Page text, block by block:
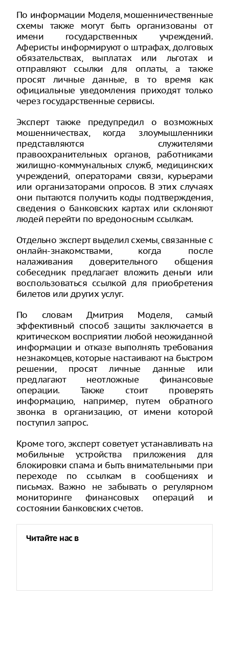
По информации Моделя, мошенничественные
схемы также могут быть организованы от
имени государственных учреждений.
Аферисты информируют о штрафах, долговых
обязательствах, выплатах или льготах и
отправляют ссылки для оплаты, а также
просят личные данные, в то время как
официальные уведомления приходят только
через государственные сервисы.
Эксперт также предупредил о возможных
мошенничествах, когда злоумышленники
представляются служителями
правоохранительных органов, работниками
жилищно-коммунальных служб, медицинских
учреждений, операторами связи, курьерами
или организаторами опросов. В этих случаях
они пытаются получить коды подтверждения,
сведения о банковских картах или склоняют
людей перейти по вредоносным ссылкам.
Отдельно эксперт выделил схемы, связанные с
онлайн-знакомствами, когда после
налаживания доверительного общения
собеседник предлагает вложить деньги или
воспользоваться ссылкой для приобретения
билетов или других услуг.
По словам Дмитрия Моделя, самый
эффективный способ защиты заключается в
критическом восприятии любой неожиданной
информации и отказе выполнять требования
незнакомцев, которые настаивают на быстром
решении, просят личные данные или
предлагают неотложные финансовые
операции. Также стоит проверять
информацию, например, путем обратного
звонка в организацию, от имени которой
поступил запрос.
Кроме того, эксперт советует устанавливать на
мобильные устройства приложения для
блокировки спама и быть внимательными при
переходе по ссылкам в сообщениях и
письмах. Важно не забывать о регулярном
мониторинге финансовых операций и
состоянии банковских счетов.
Читайте нас в